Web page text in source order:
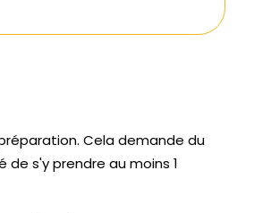
Cela demande du
s'y prendre au moins 1